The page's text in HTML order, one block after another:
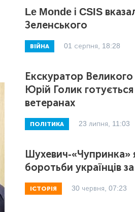
Le Monde і CSIS
Зеленського
ВІЙНА 01 серпня, 18:28
Екскуратор Великого
Юрій Голик
ветеранах
ПОЛІТИКА 23 липня, 11:03
Шухевич-«Чупринка»
боротьби українців
ІСТОРІЯ 30 червня, 07:23